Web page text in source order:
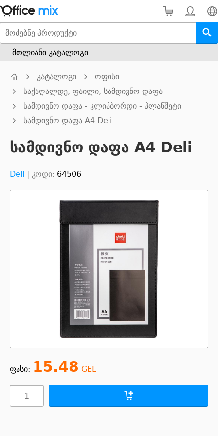
მთლიანი კატალოგი
კატალოგი
ოფისი
საქაღალდე, ფაილი, სამდივნო დაფა
სამდივნო დაფა - კლიპბორდი - პლანშეტი
სამდივნო დაფა A4 Deli
სამდივნო დაფა A4 Deli
Deli | კოდი: 64506
ფასი: 15.48 GEL